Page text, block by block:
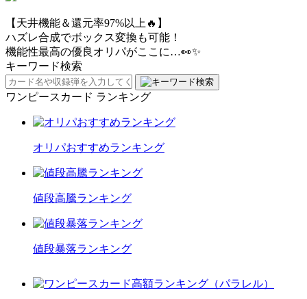
【天井機能＆還元率97%以上🔥】
ハズレ合成でボックス変換も可能！
機能性最高の優良オリパがここに…👀✨
キーワード検索
ワンピースカード ランキング
オリパおすすめランキング
値段高騰ランキング
値段暴落ランキング